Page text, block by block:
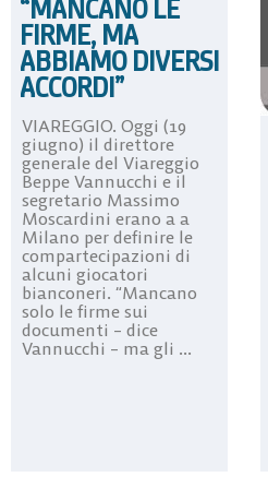
“MANCANO LE
FIRME, MA
ABBIAMO DIVERSI
ACCORDI”
VIAREGGIO. Oggi (19
giugno) il direttore
generale del Viareggio
Beppe Vannucchi e il
segretario Massimo
Moscardini erano a a
Milano per definire le
compartecipazioni di
alcuni giocatori
bianconeri. “Mancano
solo le firme sui
documenti – dice
Vannucchi – ma gli ...